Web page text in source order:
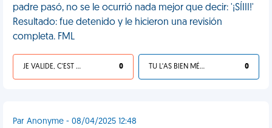
padre pasó, no se le ocurrió nada mejor que decir: '¡SÍIII!'
Resultado: fue detenido y le hicieron una revisión
completa. FML
JE VALIDE, C'EST UNE VDM 0 TU L'AS BIEN MÉRITÉ 0
Par Anonyme - 08/04/2025 12:48